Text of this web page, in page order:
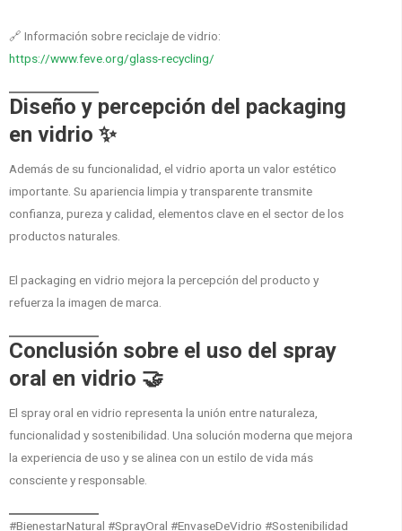
🔗 Información sobre reciclaje de vidrio:
https://www.feve.org/glass-recycling/
Diseño y percepción del packaging
en vidrio ✨
Además de su funcionalidad, el vidrio aporta un valor estético
importante. Su apariencia limpia y transparente transmite
confianza, pureza y calidad, elementos clave en el sector de los
productos naturales.
El packaging en vidrio mejora la percepción del producto y
refuerza la imagen de marca.
Conclusión sobre el uso del spray
oral en vidrio 🤝
El spray oral en vidrio representa la unión entre naturaleza,
funcionalidad y sostenibilidad. Una solución moderna que mejora
la experiencia de uso y se alinea con un estilo de vida más
consciente y responsable.
#BienestarNatural #SprayOral #EnvaseDeVidrio #Sostenibilidad